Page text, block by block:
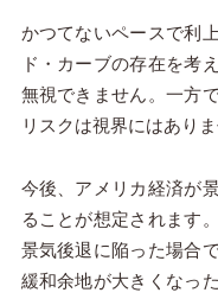
かつてないペースで利
ド・カーブの存在を考
無視できません。一方
リスクは視界にはありま
今後、アメリカ経済が
ることが想定されます
景気後退に陥った場合
緩和余地が大きくなっ